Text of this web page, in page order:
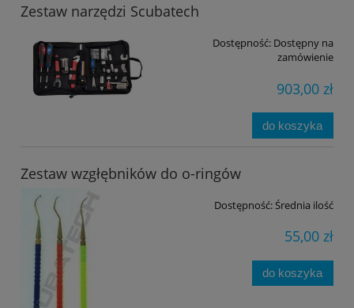
Zestaw narzędzi Scubatech
Dostępność: Dostępny na
zamówienie
903,00 zł
do koszyka
Zestaw wzgłębników do o-ringów
Dostępność: Średnia ilość
55,00 zł
do koszyka